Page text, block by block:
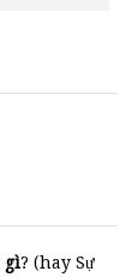
gì? (hay Sự